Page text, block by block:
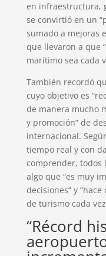
en infraestructura,
se convirtió en un
sumado a mejoras
que llevaron a que
marítimo sea cada
También recordó
cuyo objetivo es
de manera mucho
y promoción” de
internacional.
tiempo real y con
comprender, todos
algo que “es muy
decisiones” y
de turismo cada
“Récord